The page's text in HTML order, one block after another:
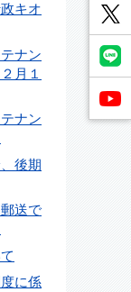
キオ
ナン
月１
ナン
後期
送で
に係